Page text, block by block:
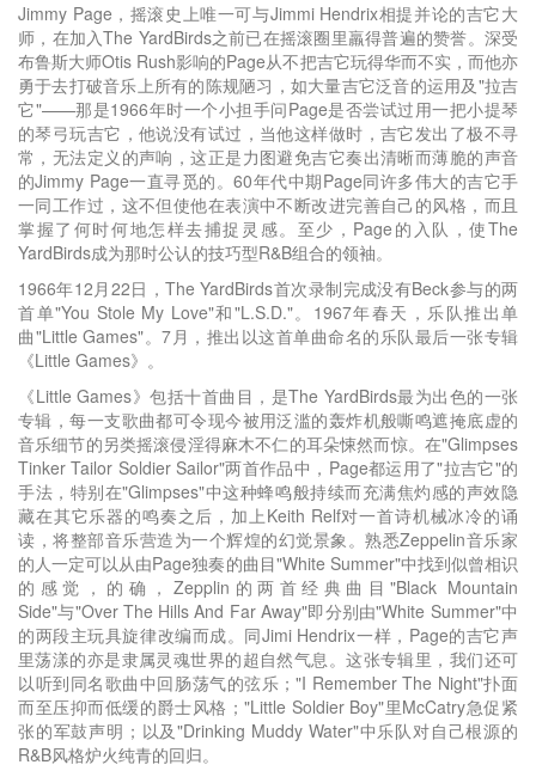
Jimmy Page，摇滚史上唯一可与Jimmi Hendrix相提并论的吉它大
师，在加入The YardBirds之前已在摇滚圈里羸得普遍的赞誉。深受
布鲁斯大师Otis Rush影响的Page从不把吉它玩得华而不实，而他亦
勇于去打破音乐上所有的陈规陋习，如大量吉它泛音的运用及"拉吉
它"——那是1966年时一个小担手问Page是否尝试过用一把小提琴
的琴弓玩吉它，他说没有试过，当他这样做时，吉它发出了极不寻
常，无法定义的声响，这正是力图避免吉它奏出清晰而薄脆的声音
的Jimmy Page一直寻觅的。60年代中期Page同许多伟大的吉它手
一同工作过，这不但使他在表演中不断改进完善自己的风格，而且
掌握了何时何地怎样去捕捉灵感。至少，Page的入队，使The
YardBirds成为那时公认的技巧型R&B组合的领袖。
1966年12月22日，The YardBirds首次录制完成没有Beck参与的两
首单"You Stole My Love"和"L.S.D."。1967年春天，乐队推出单
曲"Little Games"。7月，推出以这首单曲命名的乐队最后一张专辑
《Little Games》。
《Little Games》包括十首曲目，是The YardBirds最为出色的一张
专辑，每一支歌曲都可令现今被用泛滥的轰炸机般嘶鸣遮掩底虚的
音乐细节的另类摇滚侵淫得麻木不仁的耳朵悚然而惊。在"Glimpses
Tinker Tailor Soldier Sailor"两首作品中，Page都运用了"拉吉它"的
手法，特别在"Glimpses"中这种蜂鸣般持续而充满焦灼感的声效隐
藏在其它乐器的鸣奏之后，加上Keith Relf对一首诗机械冰冷的诵
读，将整部音乐营造为一个辉煌的幻觉景象。熟悉Zeppelin音乐家
的人一定可以从由Page独奏的曲目"White Summer"中找到似曾相识
的感觉，的确，Zepplin的两首经典曲目"Black Mountain
Side"与"Over The Hills And Far Away"即分别由"White Summer"中
的两段主玩具旋律改编而成。同Jimi Hendrix一样，Page的吉它声
里荡漾的亦是隶属灵魂世界的超自然气息。这张专辑里，我们还可
以听到同名歌曲中回肠荡气的弦乐；"I Remember The Night"扑面
而至压抑而低缓的爵士风格；"Little Soldier Boy"里McCatry急促紧
张的军鼓声明；以及"Drinking Muddy Water"中乐队对自己根源的
R&B风格炉火纯青的回归。